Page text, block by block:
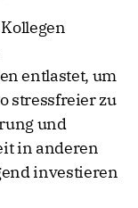
entlastet, um
stressfreier zu
und
in anderen
investieren